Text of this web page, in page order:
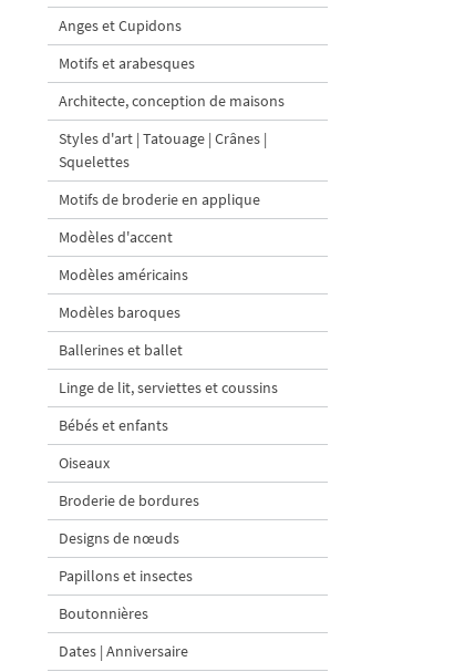
Anges et Cupidons
Motifs et arabesques
Architecte, conception de maisons
Styles d'art | Tatouage | Crânes |
Squelettes
Motifs de broderie en applique
Modèles d'accent
Modèles américains
Modèles baroques
Ballerines et ballet
Linge de lit, serviettes et coussins
Bébés et enfants
Oiseaux
Broderie de bordures
Designs de nœuds
Papillons et insectes
Boutonnières
Dates | Anniversaire